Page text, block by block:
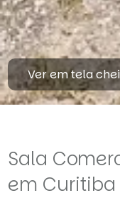
Ver em tela
Sala
em Curitiba